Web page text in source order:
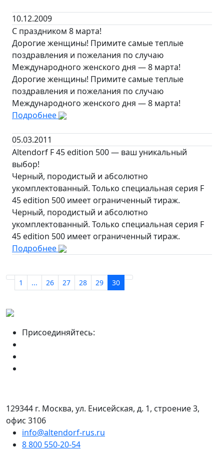
10.12.2009
С праздником 8 марта!
Дорогие женщины! Примите самые теплые
поздравления и пожелания по случаю
Международного женского дня — 8 марта!
Дорогие женщины! Примите самые теплые
поздравления и пожелания по случаю
Международного женского дня — 8 марта!
Подробнее
05.03.2011
Altendorf F 45 edition 500 — ваш уникальный
выбор!
Черный, породистый и абсолютно
укомплектованный. Только специальная серия F
45 edition 500 имеет ограниченный тираж.
Черный, породистый и абсолютно
укомплектованный. Только специальная серия F
45 edition 500 имеет ограниченный тираж.
Подробнее
1 ... 26 27 28 29 30
Присоединяйтесь:
129344 г. Москва, ул. Енисейская, д. 1, строение 3,
офис 3106
info@altendorf-rus.ru
8 800 550-20-54